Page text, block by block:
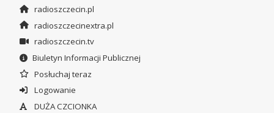
radioszczecin.pl
radioszczecinextra.pl
radioszczecin.tv
Biuletyn Informacji Publicznej
Posłuchaj teraz
Logowanie
DUŻA CZCIONKA